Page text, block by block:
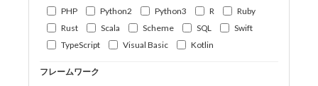
PHP
Python2 Python3 R
Ruby
Rust
Scala Scheme SQL
Swift
TypeScript
Visual Basic Kotlin
フレームワーク